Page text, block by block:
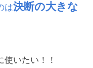
は決断の大きな
いたい！！